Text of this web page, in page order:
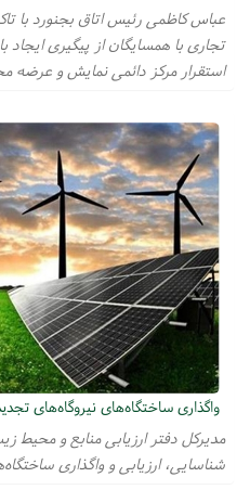
عباس کاظمی رئیس اتاق بجنورد با
تجاری با همسایگان از پیگیری ایجاد
استقرار مرکز دائمی نمایش و عرضه
واگذاری ساختگاه‌های نیروگاه‌های
مدیرکل دفتر ارزیابی منابع و محیط
شناسایی، ارزیابی و واگذاری